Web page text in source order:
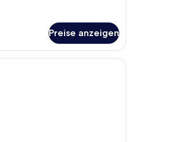
Preise anzeigen
und einem Fernseher.
Ein modernes Hotelzimmer mit einem